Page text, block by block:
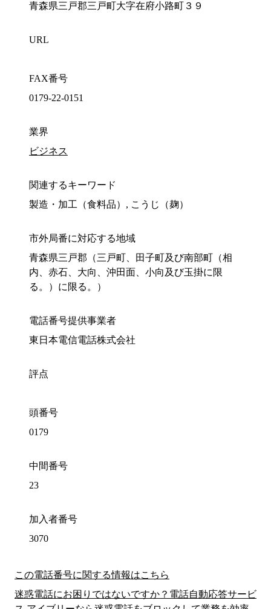
青森県三戸郡三戸町大字在府小路町３９
URL
FAX番号
0179-22-0151
業界
ビジネス
関連するキーワード
製造・加工（食料品）, こうじ（麹）
市外局番に対応する地域
青森県三戸郡（三戸町、田子町及び南部町（相
内、赤石、大向、沖田面、小向及び玉掛に限
る。）に限る。）
電話番号提供事業者
東日本電信電話株式会社
評点
頭番号
0179
中間番号
23
加入者番号
3070
この電話番号に関する情報はこちら
迷惑電話にお困りではないですか？電話自動応答サービ